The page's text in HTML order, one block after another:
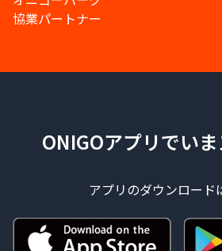
協業パートナー
ONIGOアプリでい
アプリのダウンロード